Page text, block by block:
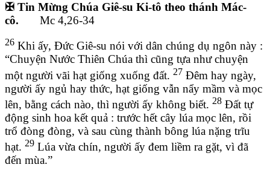
✠ Tin Mừng Chúa Giê-su Ki-tô theo thánh Mác-
cô. Mc 4,26-34
26 Khi ấy, Đức Giê-su nói với dân chúng dụ ngôn này :
“Chuyện Nước Thiên Chúa thì cũng tựa như chuyện
một người vãi hạt giống xuống đất. 27 Đêm hay ngày,
người ấy ngủ hay thức, hạt giống vẫn nẩy mầm và mọc
lên, bằng cách nào, thì người ấy không biết. 28 Đất tự
động sinh hoa kết quả : trước hết cây lúa mọc lên, rồi
trổ đòng đòng, và sau cùng thành bông lúa nặng trĩu
hạt. 29 Lúa vừa chín, người ấy đem liềm ra gặt, vì đã
đến mùa.”